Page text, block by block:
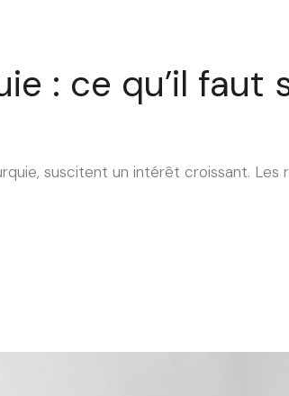
: ce qu’il faut
suscitent un intérêt croissant.